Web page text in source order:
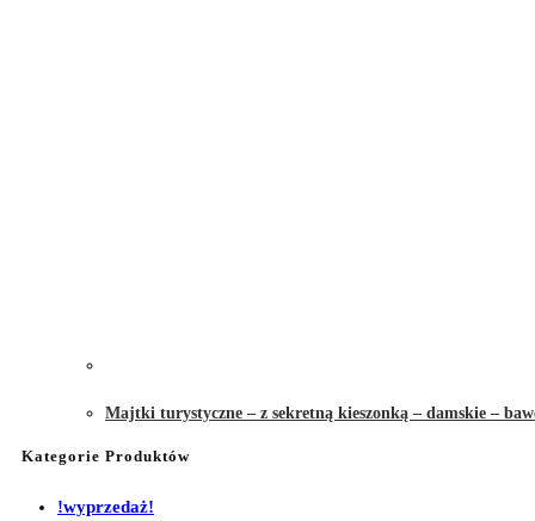
Majtki turystyczne – z sekretną kieszonką – damskie –
Kategorie Produktów
!wyprzedaż!